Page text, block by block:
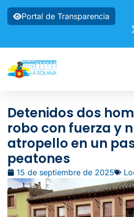
Portal de Transparencia
Detenidos dos
robo con fuerza y
atropello en un
peatones
15 de septiembre de 2025